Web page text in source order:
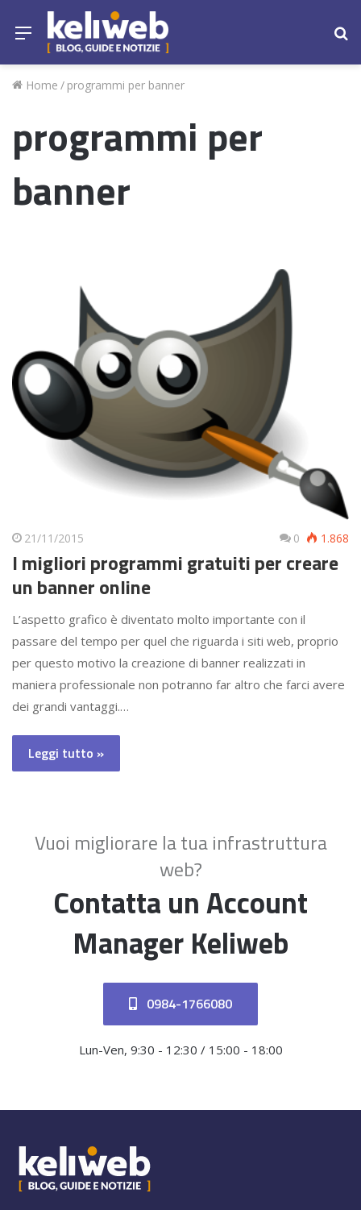
Menu
Home / programmi per banner
programmi per
banner
21/11/2015 0 1.868
I migliori programmi gratuiti per creare
un banner online
L’aspetto grafico è diventato molto importante con il
passare del tempo per quel che riguarda i siti web, proprio
per questo motivo la creazione di banner realizzati in
maniera professionale non potranno far altro che farci avere
dei grandi vantaggi.…
Leggi tutto »
Vuoi migliorare la tua infrastruttura
web?
Contatta un Account
Manager Keliweb
0984-1766080
Lun-Ven, 9:30 - 12:30 / 15:00 - 18:00